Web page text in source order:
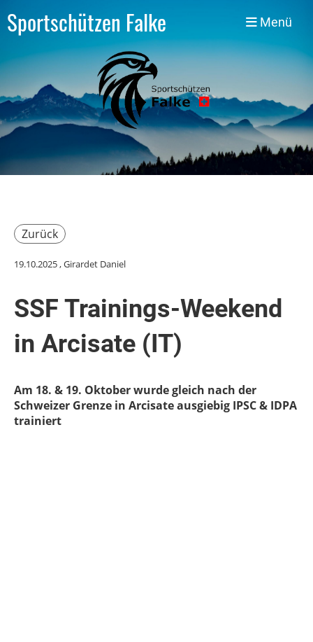
Sportschützen Falke Menü
Zurück
19.10.2025, Girardet Daniel
SSF Trainings-Weekend
in Arcisate (IT)
Am 18. & 19. Oktober wurde gleich nach der
Schweizer Grenze in Arcisate ausgiebig IPSC & IDPA
trainiert